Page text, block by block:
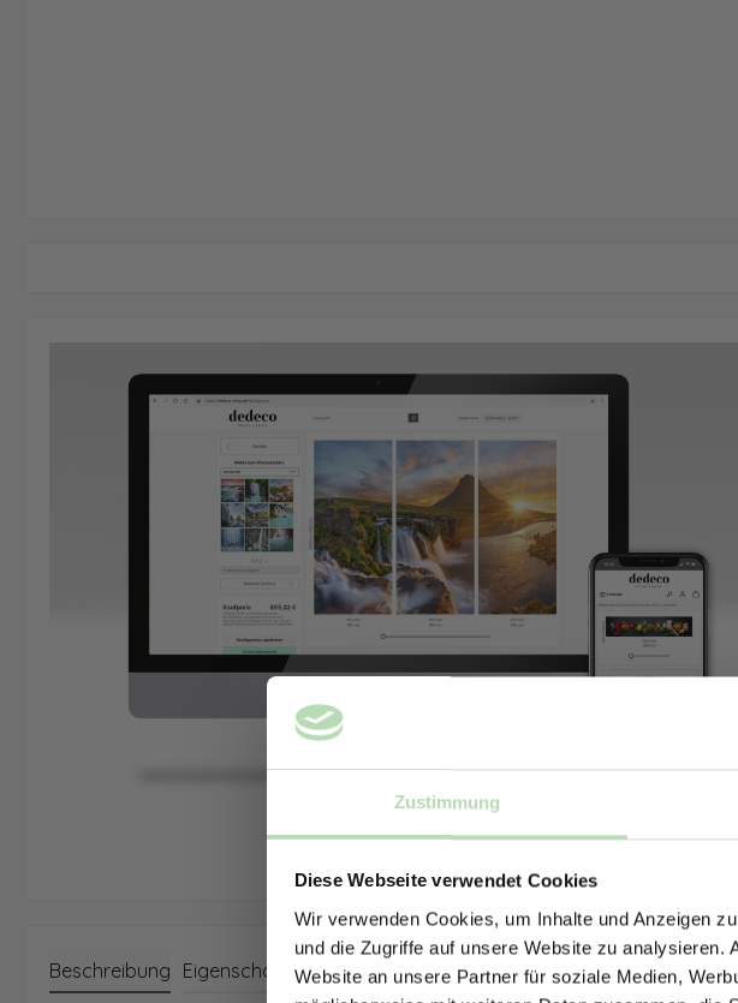
Zustimmung
Diese Webseite verwendet Cookies
Wir verwenden Cookies, um Inhalte und Anzeigen
und die Zugriffe auf unsere Website zu
Website an unsere Partner für soziale Medien,
Beschreibung Eigenschaften